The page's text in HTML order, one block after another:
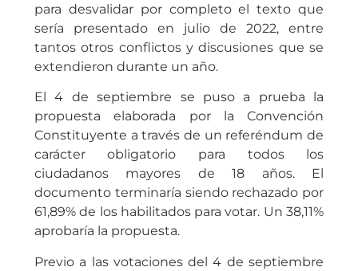
para desvalidar por completo el texto que
sería presentado en julio de 2022, entre
tantos otros conflictos y discusiones que se
extendieron durante un año.
El 4 de septiembre se puso a prueba la
propuesta elaborada por la Convención
Constituyente a través de un referéndum de
carácter obligatorio para todos los
ciudadanos mayores de 18 años. El
documento terminaría siendo rechazado por
61,89% de los habilitados para votar. Un 38,11%
aprobaría la propuesta.
Previo a las votaciones del 4 de septiembre